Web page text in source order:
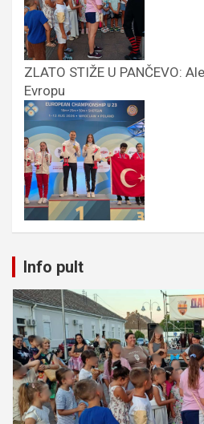
ZLATO STIŽE U PANČEVO:
Evropu
Info pult